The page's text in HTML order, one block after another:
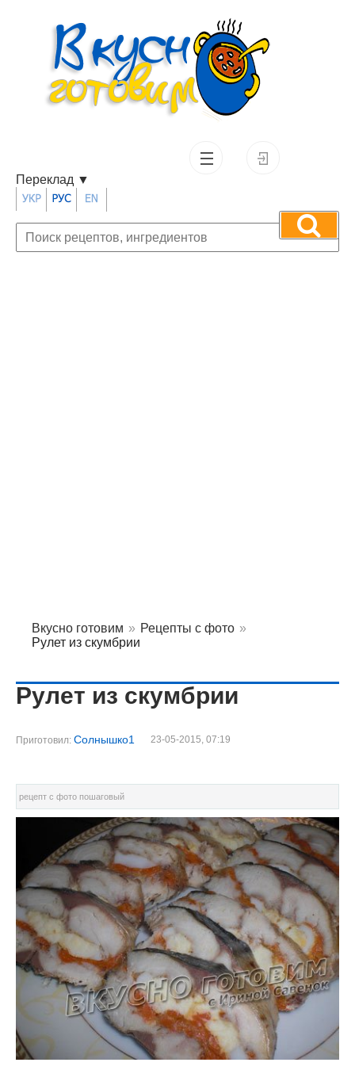
Переклад ▼
Вкусно готовим » Рецепты с фото »
Рулет из скумбрии
Рулет из скумбрии
Приготовил: Солнышко1 23-05-2015, 07:19
рецепт с фото пошаговый